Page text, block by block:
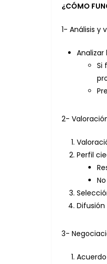
¿CÓMO
1- Análisis y
Si
2-
Perfil
3-